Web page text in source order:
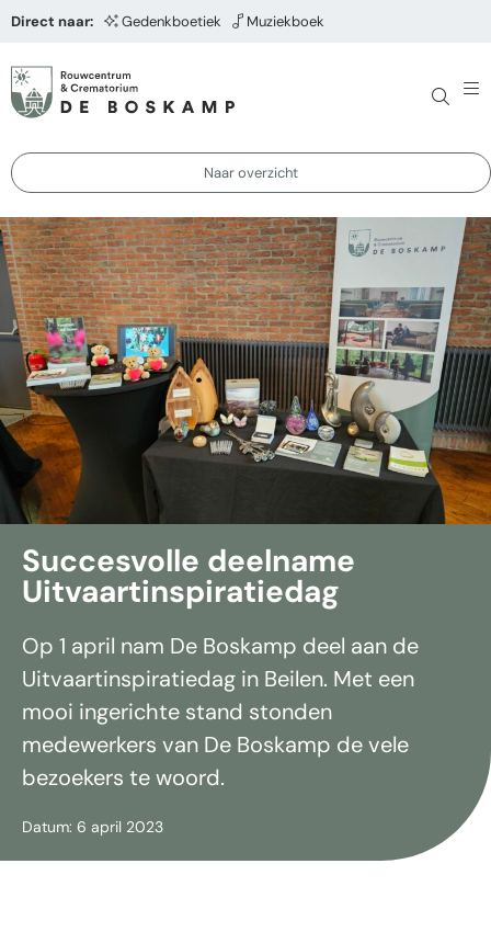
Direct naar: Gedenkboetiek Muziekboek
Naar overzicht
Succesvolle deelname
Uitvaartinspiratiedag
Op 1 april nam De Boskamp deel aan de
Uitvaartinspiratiedag in Beilen. Met een
mooi ingerichte stand stonden
medewerkers van De Boskamp de vele
bezoekers te woord.
Datum: 6 april 2023